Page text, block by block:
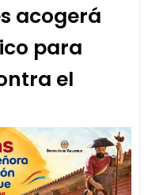
acogerá
para
el